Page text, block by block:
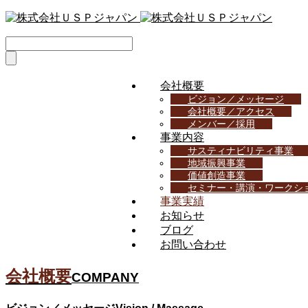
会社概要
ビジョン／メッセージ
会社概要／アクセス
メンバー／採用
事業内容
サスティナビリティ事業
地域振興事業
価値創造事業
セミナー・講演・ワークシ
事業実績
お知らせ
ブログ
お問い合わせ
会社概要COMPANY